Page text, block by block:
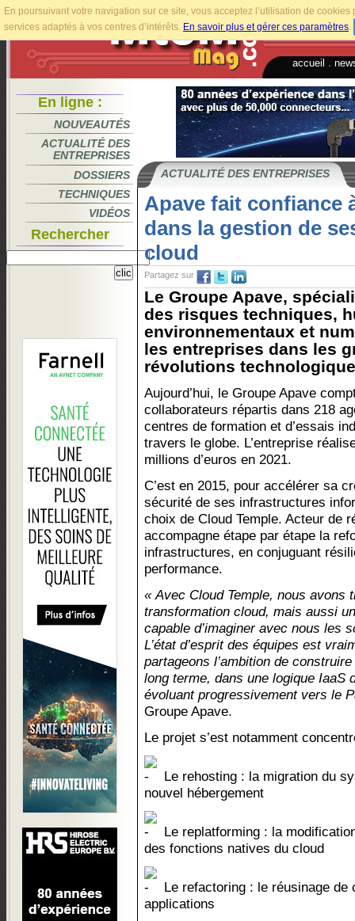
En poursuivant votre navigation sur ce site, vous acceptez l’utilisation de
services adaptés à vos centres d’intérêts. En savoir plus et gérer ces paramètres.
accueil
En ligne :
NOUVEAUTÉS
ACTUALITÉ DES
ENTREPRISES
DOSSIERS
TECHNIQUES
VIDÉOS
Rechercher
ACTUALITÉ DES ENTREPRISES
Apave fait confiance
dans la gestion de
cloud
Partagez sur
Le Groupe Apave,
des risques techniques,
environnementaux et
les entreprises dans les
révolutions
Aujourd’hui, le Groupe Apave
collaborateurs répartis dans 218
centres de formation et d’essais
travers le globe. L’entreprise
millions d’euros en 2021.
C’est en 2015, pour accélérer sa
sécurité de ses infrastructures
choix de Cloud Temple. Acteur de
accompagne étape par étape la
infrastructures, en conjuguant
performance.
« Avec Cloud Temple, nous avons
transformation cloud, mais aussi
capable d’imaginer avec nous les
L’état d’esprit des équipes est
partageons l’ambition de
long terme, dans une logique IaaS
évoluant progressivement vers le
Groupe Apave.
Le projet s’est notamment
Le rehosting : la migration du
nouvel hébergement
Le replatforming : la
des fonctions natives du cloud
Le refactoring : le réusinage de
applications